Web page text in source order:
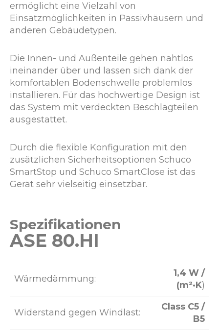
ermöglicht eine Vielzahl von
Einsatzmöglichkeiten in Passivhäusern und
anderen Gebäudetypen.
Die Innen- und Außenteile gehen nahtlos
ineinander über und lassen sich dank der
komfortablen Bodenschwelle problemlos
installieren. Für das hochwertige Design ist
das System mit verdeckten Beschlagteilen
ausgestattet.
Durch die flexible Konfiguration mit den
zusätzlichen Sicherheitsoptionen Schuco
SmartStop und Schuco SmartClose ist das
Gerät sehr vielseitig einsetzbar.
Spezifikationen
ASE 80.HI
Wärmedämmung:
1,4 W /
(m²·K)
Widerstand gegen Windlast:
Class C5 /
B5